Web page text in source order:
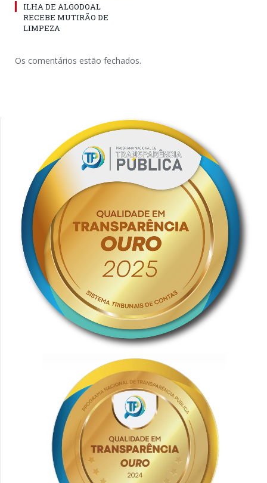
ILHA DE ALGODOAL
RECEBE MUTIRÃO DE
LIMPEZA
Os comentários estão fechados.